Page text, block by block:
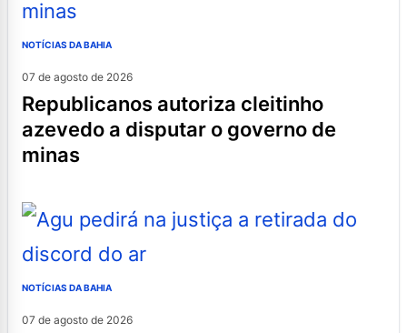
NOTÍCIAS DA BAHIA
07 de agosto de 2026
republicanos autoriza cleitinho
azevedo a disputar o governo de
minas
NOTÍCIAS DA BAHIA
07 de agosto de 2026